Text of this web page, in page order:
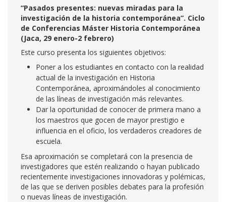
“Pasados presentes: nuevas miradas para la
investigación de la historia contemporánea”. Ciclo
de Conferencias Máster Historia Contemporánea
(Jaca, 29 enero-2 febrero)
Este curso presenta los siguientes objetivos:
Poner a los estudiantes en contacto con la realidad
actual de la investigación en Historia
Contemporánea, aproximándoles al conocimiento
de las líneas de investigación más relevantes.
Dar la oportunidad de conocer de primera mano a
los maestros que gocen de mayor prestigio e
influencia en el oficio, los verdaderos creadores de
escuela.
Esa aproximación se completará con la presencia de
investigadores que estén realizando o hayan publicado
recientemente investigaciones innovadoras y polémicas,
de las que se deriven posibles debates para la profesión
o nuevas líneas de investigación.